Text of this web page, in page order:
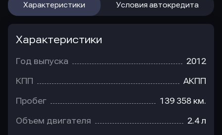
Характеристики Условия автокредита
Характеристики
Год выпуска 2012
КПП АКПП
Пробег 139 358 км.
Объем двигателя 2.4 л